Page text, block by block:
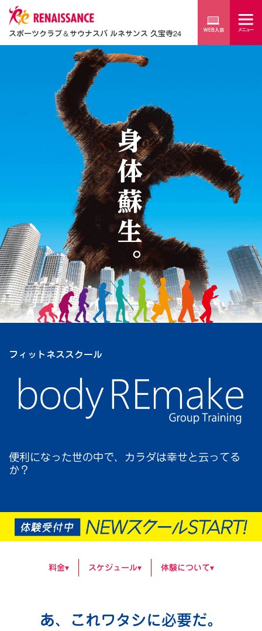
スポーツクラブ＆サウナスパ ルネサンス 久宝寺24
フィットネススクール
便利になった世の中で、カラダは幸せと云ってる
か？
料金▾ スケジュール▾ 体験について▾
あ、これワタシに必要だ。